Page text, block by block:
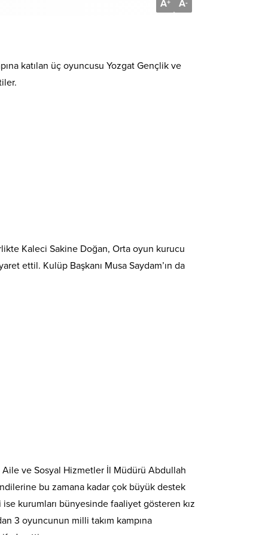
A+ A-
katılan üç oyuncusu Yozgat Gençlik ve
Kaleci Sakine Doğan, Orta oyun kurucu
ettil. Kulüp Başkanı Musa Saydam’ın da
ve Sosyal Hizmetler İl Müdürü Abdullah
bu zamana kadar çok büyük destek
kurumları bünyesinde faaliyet gösteren kız
3 oyuncunun milli takım kampına